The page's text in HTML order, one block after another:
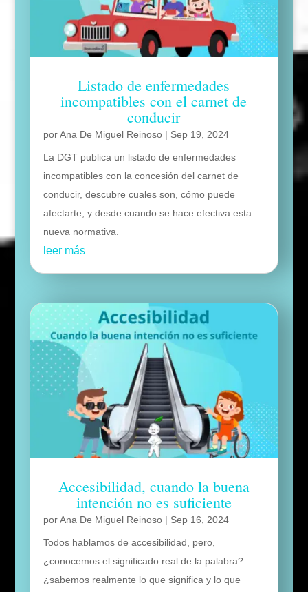
Listado de enfermedades
incompatibles con el carnet de
conducir
porAna De Miguel Reinoso| Sep 19, 2024
La DGT publica un listado de enfermedades
incompatibles con la concesión del carnet de
conducir, descubre cuales son, cómo puede
afectarte, y desde cuando se hace efectiva esta
nueva normativa.
leer más
Accesibilidad, cuando la buena
intención no es suficiente
porAna De Miguel Reinoso| Sep 16, 2024
Todos hablamos de accesibilidad, pero,
¿conocemos el significado real de la palabra?
¿sabemos realmente lo que significa y lo que